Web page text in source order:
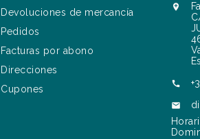
Devoluciones de mercancía
Pedidos
Facturas por abono
Direcciones
Cupones


